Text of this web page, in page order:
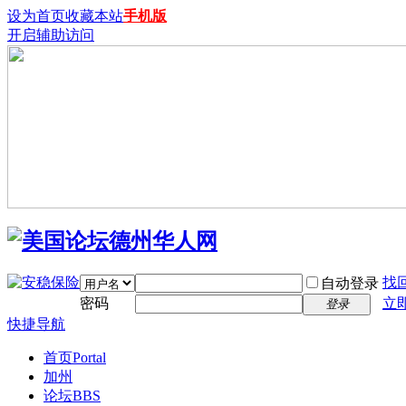
设为首页收藏本站手机版
开启辅助访问
自动登录 找
密码
登录
立
快捷导航
首页Portal
加州
论坛BBS